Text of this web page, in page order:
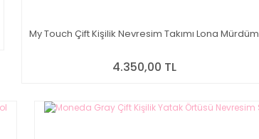
My Touch Çift Kişilik Nevresim Takımı Lona Mürdüm
4.350,00 TL